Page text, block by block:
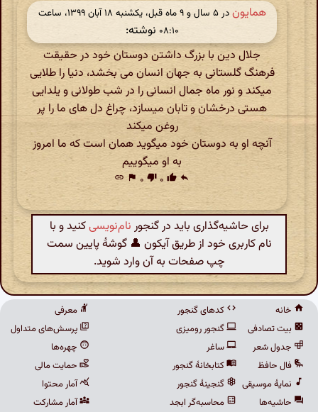
همایون
در ‫۵ سال و ۹ ماه قبل، یکشنبه ۱۸ آبان ۱۳۹۹، ساعت
۰۸:۱۰ نوشته:
جلال دین با بزرگ داشتن دوستان خود در حقیقت
فرهنگ گلستانی به جهان انسان می بخشد، دنیا را طلایی
میکند و نور ماه جمال انسانی را در شب طولانی و یلدایی
هستی درخشان و تابان میسازد، چراغ دل های ما را پر
روغن میکند
آنچه او به دوستان خود میگوید همان است که ما امروز
به او میگوییم
reply
thumb_up ۰ thumb_down ۰ flag
link
برای حاشیه‌گذاری باید در گنجور نام‌نویسیکنید و با
نام کاربری خود از طریق آیکون 👤 گوشهٔ پایین سمت
چپ صفحات به آن وارد شوید.
خانه
بیت تصادفی
جدول شعر
فال حافظ
نمایهٔ موسیقی
حاشیه‌ها
کدهای گنجور
گنجور رومیزی
ساغر
کتابخانهٔ گنجور
گنجینهٔ گنجور
محاسبه‌گر ابجد
معرفی
پرسش‌های متداول
چهره‌ها
حمایت مالی
آمار محتوا
آمار مشارکت